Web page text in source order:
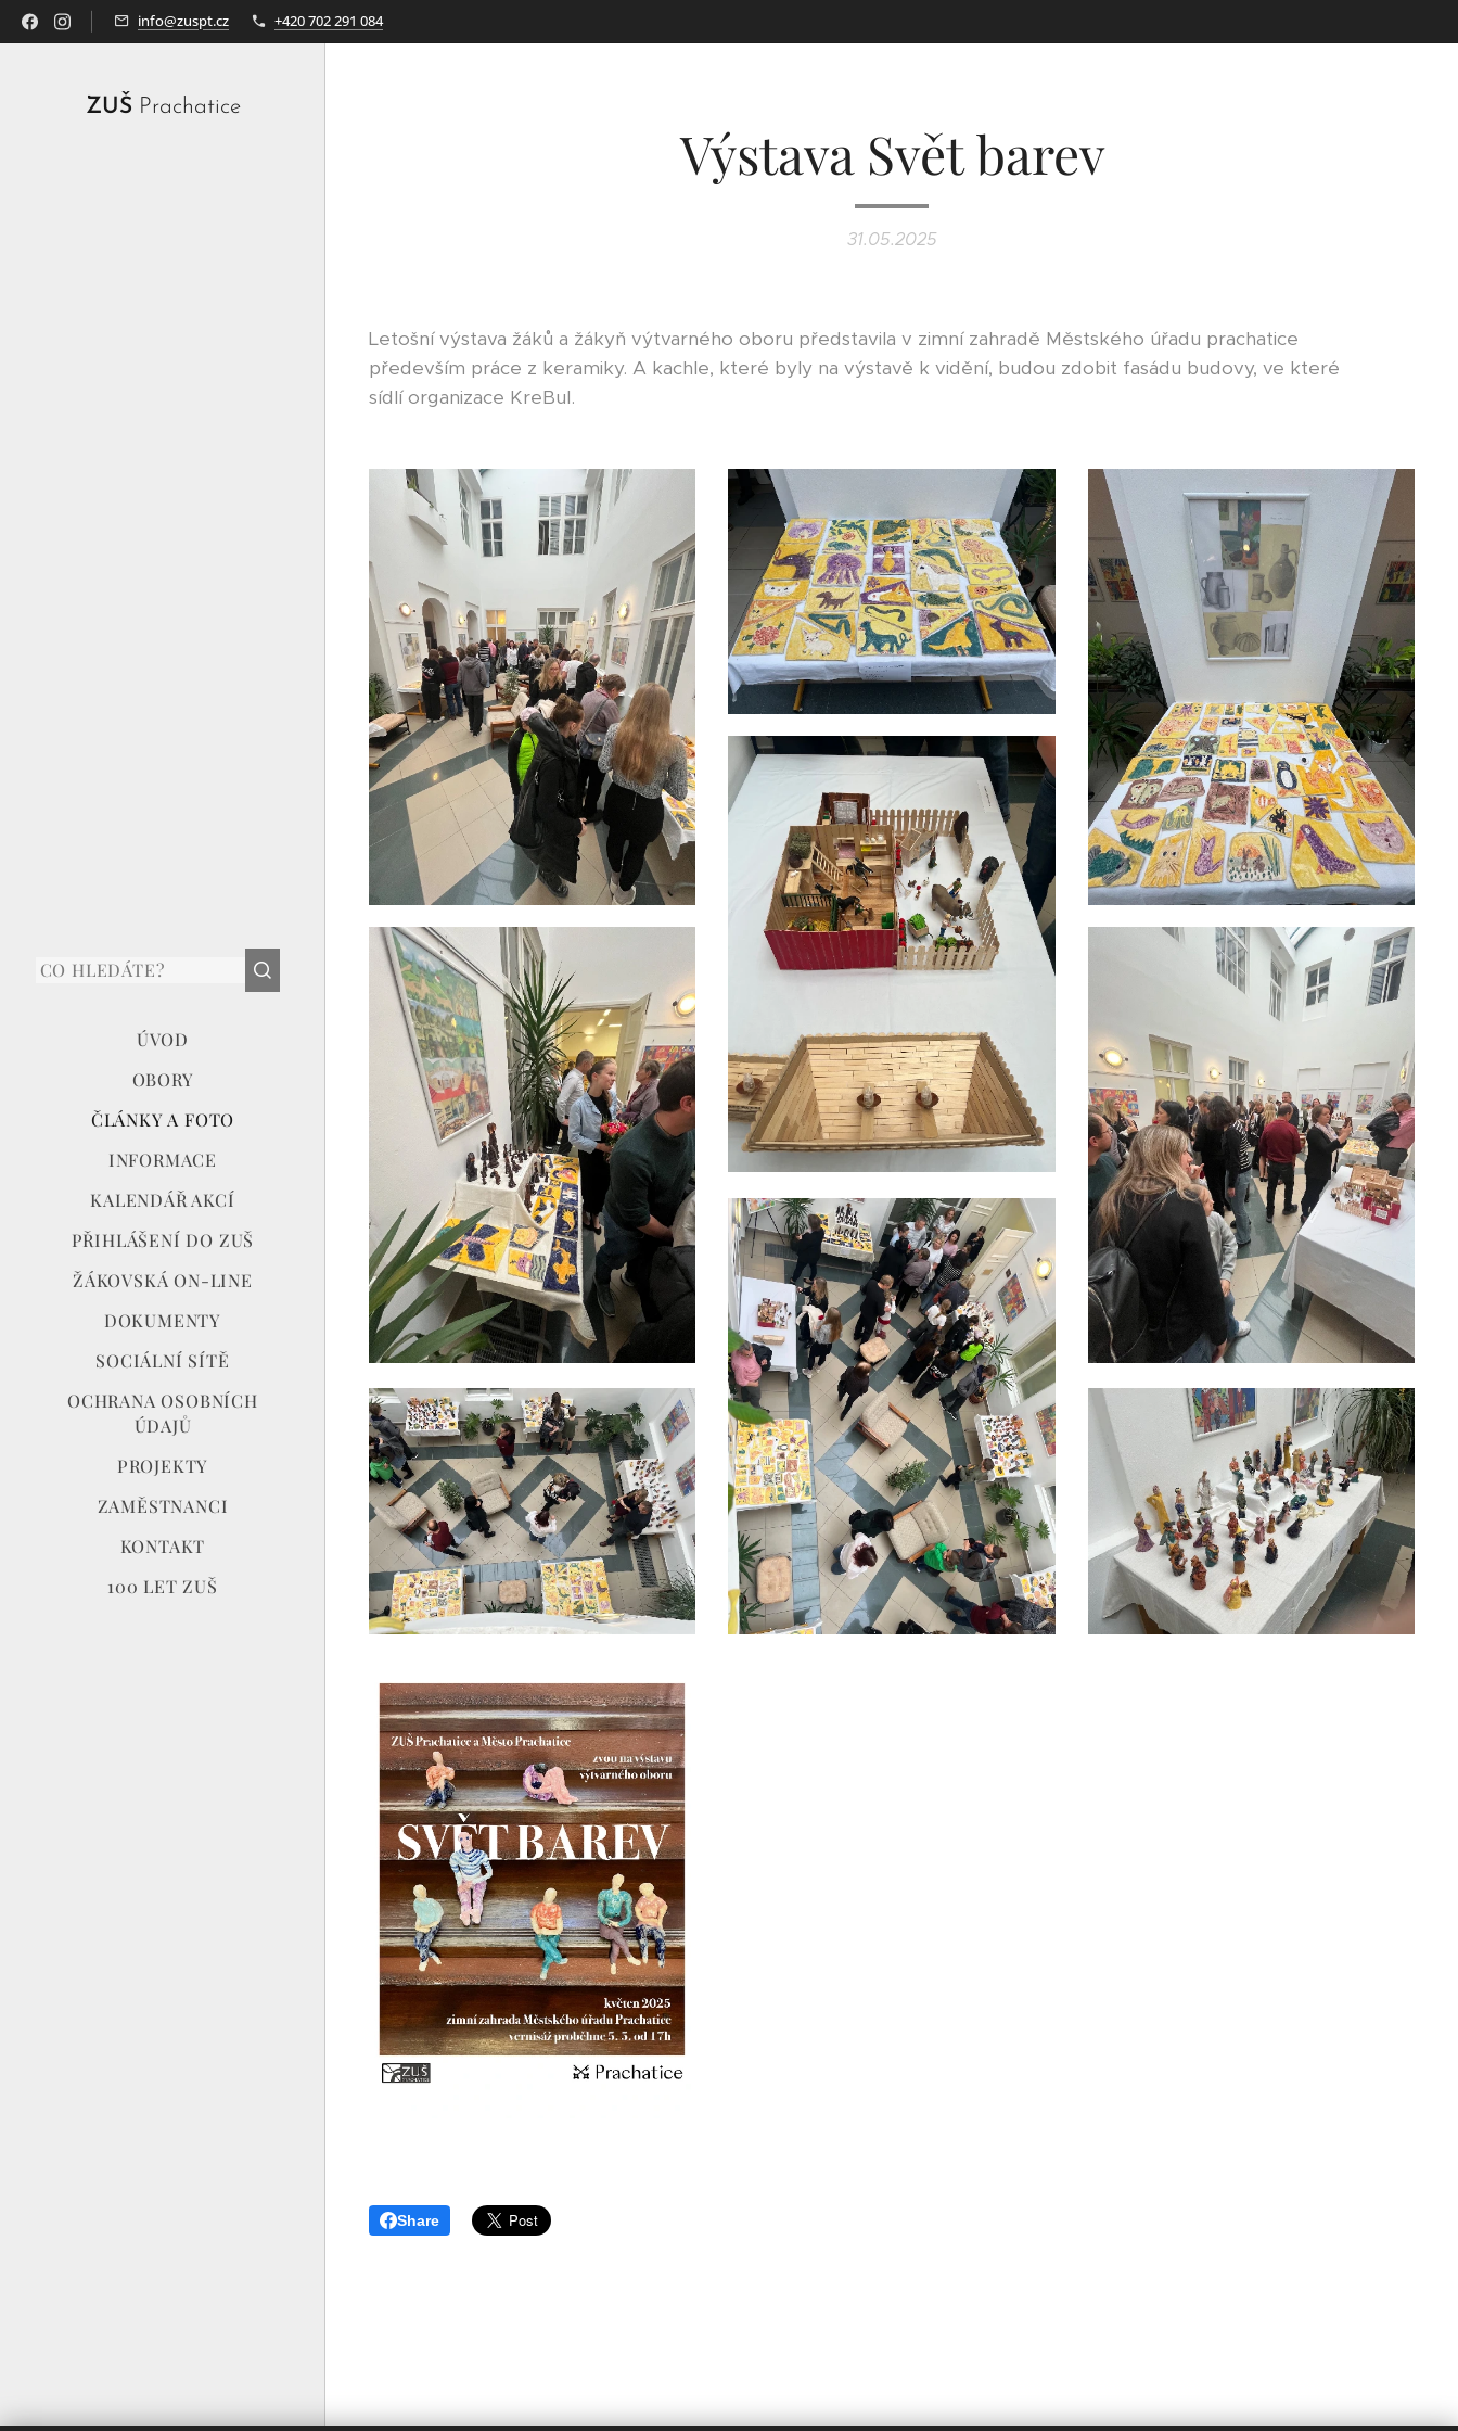
info@zuspt.cz +420 702 291 084
ZUŠ Prachatice
ÚVOD
OBORY
ČLÁNKY A FOTO
INFORMACE
KALENDÁŘ AKCÍ
PŘIHLÁŠENÍ DO ZUŠ
ŽÁKOVSKÁ ON-LINE
DOKUMENTY
SOCIÁLNÍ SÍTĚ
OCHRANA OSOBNÍCH
ÚDAJŮ
PROJEKTY
ZAMĚSTNANCI
KONTAKT
100 LET ZUŠ
Výstava Svět barev
31.05.2025
Letošní výstava žáků a žákyň výtvarného oboru představila v zimní zahradě Městského úřadu prachatice
především práce z keramiky. A kachle, které byly na výstavě k vidění, budou zdobit fasádu budovy, ve které
sídlí organizace KreBul.
Share